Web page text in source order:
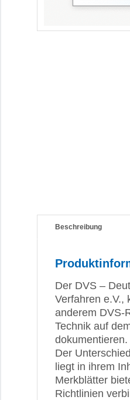
Beschreibung
Der DVS –
Verfahren e.V.,
anderem DVS-
Technik auf
dokumentieren.
Der
liegt in ihrem
Merkblätter
Richtlinien